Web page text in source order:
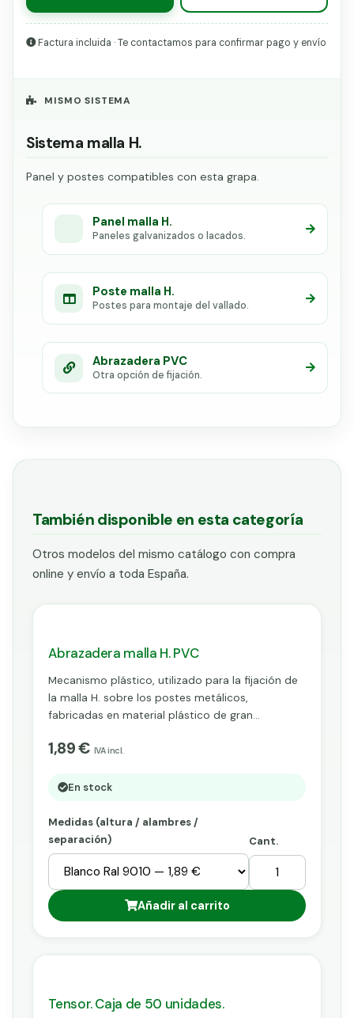
Factura incluida · Te contactamos para confirmar pago y envío
MISMO SISTEMA
Sistema malla H.
Panel y postes compatibles con esta grapa.
Panel malla H.
Paneles galvanizados o lacados.
Poste malla H.
Postes para montaje del vallado.
Abrazadera PVC
Otra opción de fijación.
También disponible en esta categoría
Otros modelos del mismo catálogo con compra
online y envío a toda España.
Abrazadera malla H. PVC
Mecanismo plástico, utilizado para la fijación de
la malla H. sobre los postes metálicos,
fabricadas en material plástico de gran
resultado, un producto resistente a las
elemento fácil de utilizar, así pues, es
la comodidad y buen acabado en su vallado. Se
vende a partir de 10 unidades.
1,89 € IVA incl.
En stock
Medidas (altura / alambres /
separación)
Cant.
Añadir al carrito
Tensor. Caja de 50 unidades.